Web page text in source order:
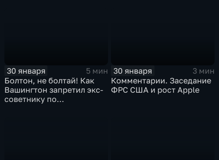
30 января
5 мин
Болтон, не болтай! Как
Вашингтон запретил экс-
советнику по
30 января
3 мин
Комментарии. Заседание
ФРС США и рост Apple